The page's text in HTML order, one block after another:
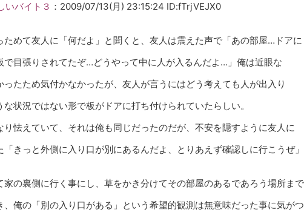
いバイト３ ：2009/07/13(月) 23:15:24 ID:fTrjVEJX0
ためて友人に「何だよ」と聞くと、友人は震えた声で「あの部屋…ドアに
で目張りされてたぞ…どうやって中に人が入るんだよ…」俺は近眼な
ったため気付かなかったが、友人が言うにはどう考えても人が出入り
な状況ではない形で板がドアに打ち付けられていたらしい。
り怯えていて、それは俺も同じだったのだが、不安を隠すように友人に
「きっと外側に入り口が別にあるんだよ、とりあえず確認しに行こうぜ」
家の裏側に行く事にし、草をかき分けてその部屋のあるであろう場所まで
、俺の「別の入り口がある」という希望的観測は無意味だった事に気がつ